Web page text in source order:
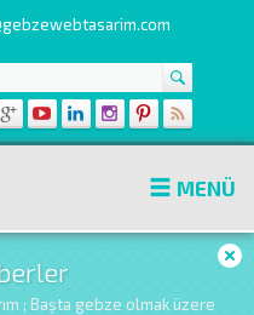
MENÜ
; Başta gebze olmak üzere